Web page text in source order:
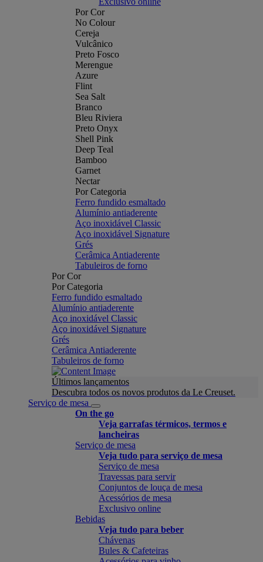
Por Cor
No Colour
Cereja
Vulcânico
Preto Fosco
Merengue
Azure
Flint
Sea Salt
Branco
Bleu Riviera
Preto Onyx
Shell Pink
Deep Teal
Bamboo
Garnet
Nectar
Por Categoria
Ferro fundido esmaltado
Alumínio antiaderente
Aço inoxidável Classic
Aço inoxidável Signature
Grés
Cerâmica Antiaderente
Tabuleiros de forno
Por Cor
Por Categoria
Ferro fundido esmaltado
Alumínio antiaderente
Aço inoxidável Classic
Aço inoxidável Signature
Grés
Cerâmica Antiaderente
Tabuleiros de forno
Últimos lançamentos
Descubra todos os novos produtos da Le Creuset.
Serviço de mesa
On the go
Veja garrafas térmicos, termos e
lancheiras
Serviço de mesa
Veja tudo para serviço de mesa
Serviço de mesa
Travessas para servir
Conjuntos de louça de mesa
Acessórios de mesa
Exclusivo online
Bebidas
Veja tudo para beber
Chávenas
Bules & Cafeteiras